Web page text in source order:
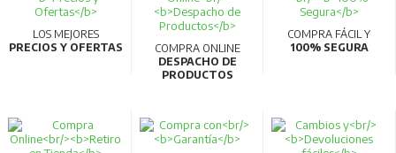
LOS MEJORES
PRECIOS Y OFERTAS
COMPRA ONLINE
DESPACHO DE
PRODUCTOS
COMPRA FÁCIL Y
100% SEGURA